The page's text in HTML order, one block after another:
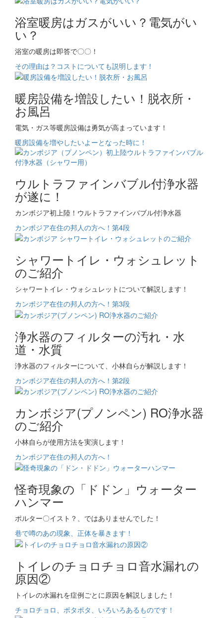
浴室暖房はガスがいい？電気がい
い？
浴室の暖房は即答で〇〇！
その理由は？コストについても説明します！
暖房設備を増設したい！脱衣所・
お風呂
電気・ガス等暖房設備は勇気が高まっています！
暖房設備を増やしたいよーとなった時に！
ウルトラファインバブル付浄水器
が遂に！
カンボジア初上陸！ウルトラファインバブル付浄水器
カンボジア在住の邦人の方へ！第4段
シャワートイレ・ウォシュレット
のご紹介
シャワートイレ・ウォシュレットについて解説します！
カンボジア在住の邦人の方へ！第3段
浄水器のフィルターの汚れ・水
道・水質
浄水器のフィルターについて、小林自らが解説します！
カンボジア在住の邦人の方へ！第2段
カンボジア(プノンペン) RO浄水器
のご紹介
小林自らが使用方法を実演します！
カンボジア在住の邦人の方へ！
怪奇現象の「ドドン」ウォーター
ハンマー
ポルター〇イスト？、ではありませんでした！
巷で噂のあの現象、正体を暴きます！
トイレのチョロチョロ音水漏れの
原因②
トイレの水漏れを症例ごとに原因を解説しました！
チョロチョロ、ポタポタ、いろいろあるものです！